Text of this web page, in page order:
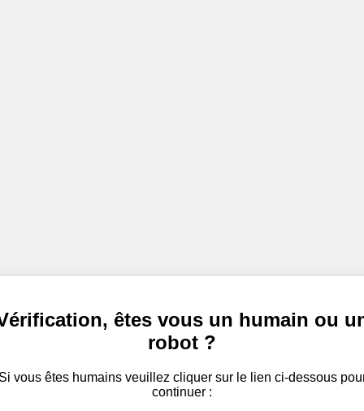
êtes vous un humain ou
robot ?
vous êtes humains veuillez cliquer sur le lien ci-dessous
continuer :